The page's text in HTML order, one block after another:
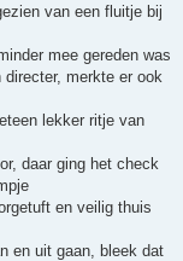
van een fluitje bij
mee gereden was
merkte er ook
lekker ritje van
daar ging het check
en veilig thuis
en uit gaan, bleek dat